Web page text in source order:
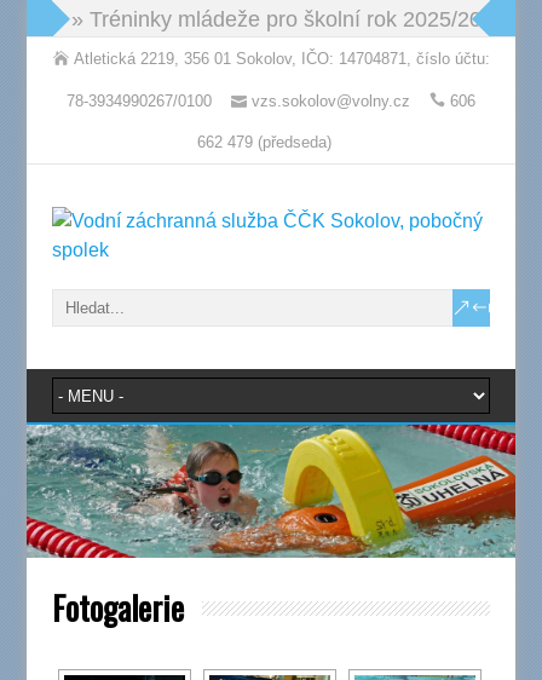
» Tréninky mládeže pro školní rok 2025/2026:
Atletická 2219, 356 01 Sokolov, IČO: 14704871, číslo účtu:
78-3934990267/0100 vzs.sokolov@volny.cz 606
662 479 (předseda)
Fotogalerie